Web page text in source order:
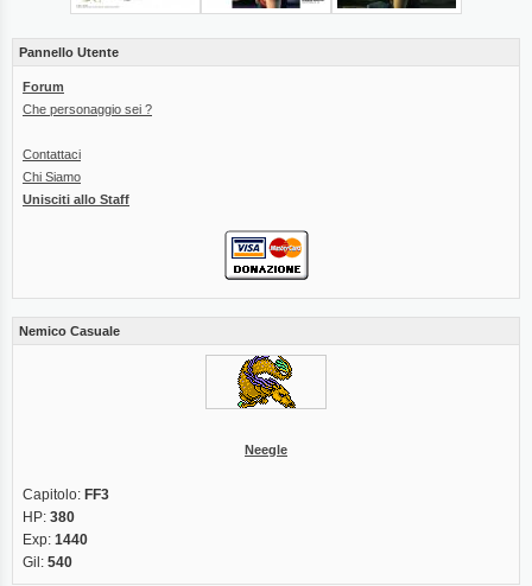
Pannello Utente
Forum
Che personaggio sei ?
Contattaci
Chi Siamo
Unisciti allo Staff
Nemico Casuale
Neegle
Capitolo: FF3
HP: 380
Exp: 1440
Gil: 540